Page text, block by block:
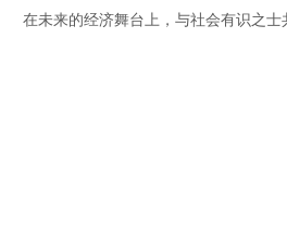
在未来的经济舞台上，与社会有识之士